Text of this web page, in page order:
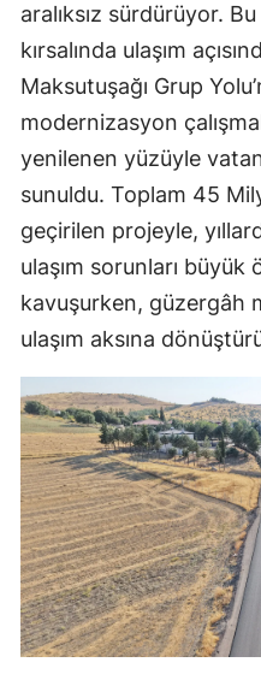
aralıksız sürdürüyor.
kırsalında ulaşım
Maksutuşağı Grup
modernizasyon
yenilenen yüzüyle
sunuldu. Toplam 45
geçirilen projeyle,
ulaşım sorunları büyük
kavuşurken, güzergâh
ulaşım aksına